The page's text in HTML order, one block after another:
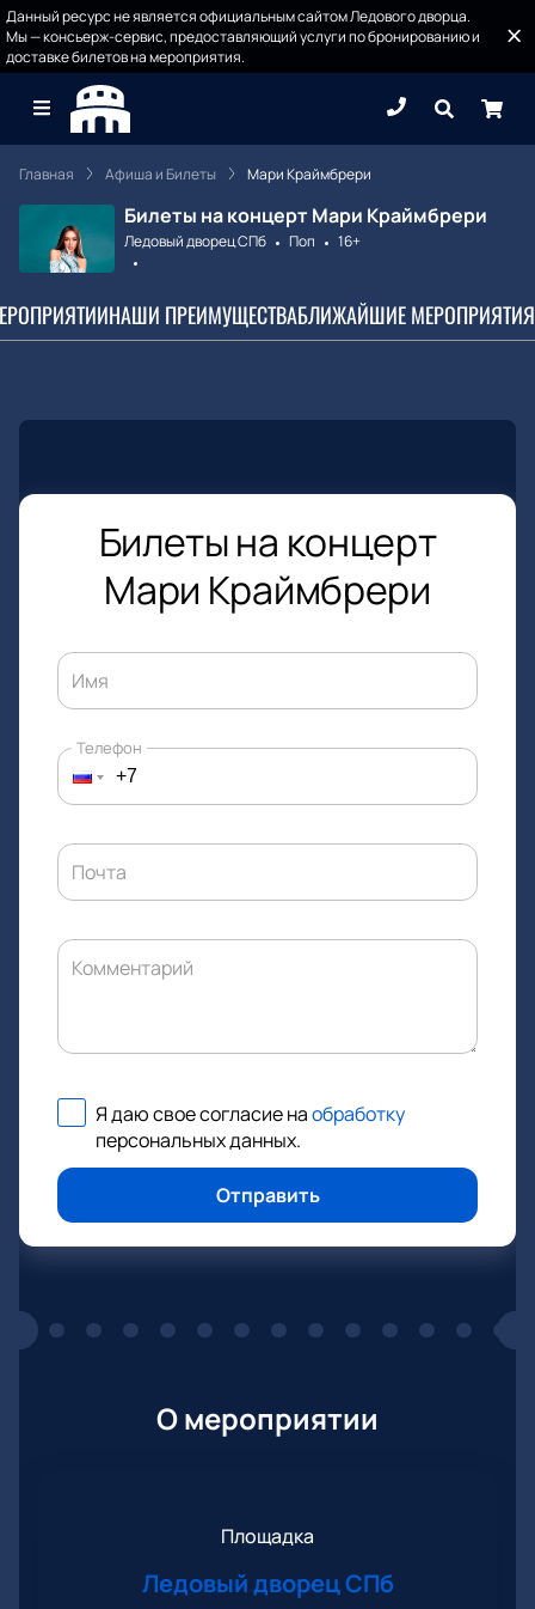
Данный ресурс не является официальным сайтом Ледового дворца.
Мы — консьерж-сервис, предоставляющий услуги по бронированию и
доставке билетов на мероприятия.
Главная Афиша и Билеты Мари Краймбрери
Билеты на концерт Мари Краймбрери
Ледовый дворец СПб Поп 16+
НАШИ ПРЕИМУЩЕСТВАБЛИЖАЙШИЕ МЕРОПРИЯТИЯ
Билеты на концерт
Мари Краймбрери
Имя
Телефон
Почта
Комментарий
Я даю свое согласие наобработку
персональных данных.
Отправить
О мероприятии
Площадка
Ледовый дворец СПб